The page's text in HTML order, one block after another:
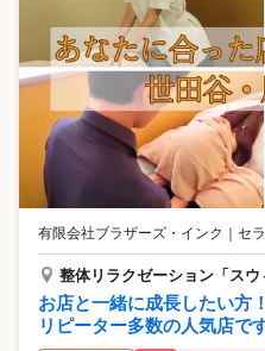
有限会社ブラザーズ・インク セ
整体リラクゼーション「スウ
お店と一緒に成長したい
リピーター多数の人気店です